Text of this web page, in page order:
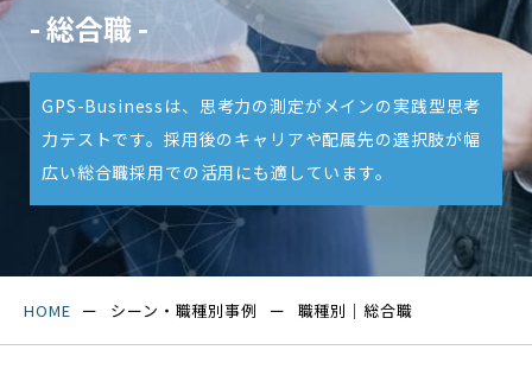
- 総合職 -
GPS-Businessは、思考力の測定がメインの実践型思考
力テストです。採用後のキャリアや配属先の選択肢が幅
広い総合職採用での活用にも適しています。
HOME シーン・職種別事例 職種別｜総合職